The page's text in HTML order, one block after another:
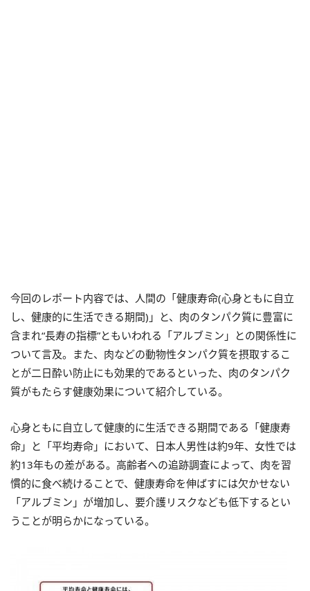
今回のレポート内容では、人間の「健康寿命(心身ともに自立
し、健康的に生活できる期間)」と、肉のタンパク質に豊富に
含まれ“長寿の指標”ともいわれる「アルブミン」との関係性に
ついて言及。また、肉などの動物性タンパク質を摂取するこ
とが二日酔い防止にも効果的であるといった、肉のタンパク
質がもたらす健康効果について紹介している。
心身ともに自立して健康的に生活できる期間である「健康寿
命」と「平均寿命」において、日本人男性は約9年、女性では
約13年もの差がある。高齢者への追跡調査によって、肉を習
慣的に食べ続けることで、健康寿命を伸ばすには欠かせない
「アルブミン」が増加し、要介護リスクなども低下するとい
うことが明らかになっている。